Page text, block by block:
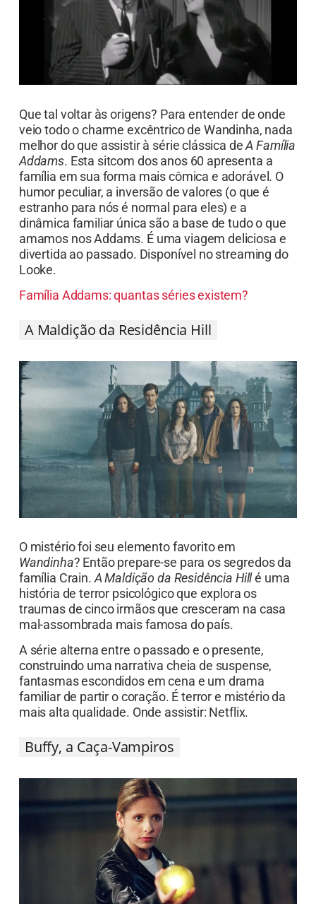
Que tal voltar às origens? Para entender de onde
veio todo o charme excêntrico de Wandinha, nada
melhor do que assistir à série clássica deA Família
Addams. Esta sitcom dos anos 60 apresenta a
família em sua forma mais cômica e adorável. O
humor peculiar, a inversão de valores (o que é
estranho para nós é normal para eles) e a
dinâmica familiar única são a base de tudo o que
amamos nos Addams. É uma viagem deliciosa e
divertida ao passado. Disponível no streaming do
Looke.
Família Addams: quantas séries existem?
A Maldição da Residência Hill
O mistério foi seu elemento favorito em
Wandinha? Então prepare-se para os segredos da
família Crain. A Maldição da Residência Hillé uma
história de terror psicológico que explora os
traumas de cinco irmãos que cresceram na casa
mal-assombrada mais famosa do país.
A série alterna entre o passado e o presente,
construindo uma narrativa cheia de suspense,
fantasmas escondidos em cena e um drama
familiar de partir o coração. É terror e mistério da
mais alta qualidade. Onde assistir: Netflix.
Buffy, a Caça-Vampiros